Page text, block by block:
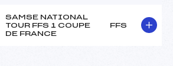
SAMSE NATIONAL
TOUR FFS 1 COUPE
DE FRANCE
FFS